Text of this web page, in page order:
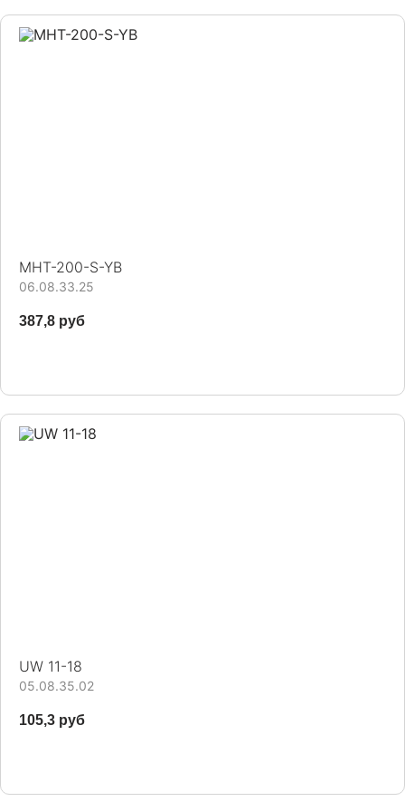
MHT-200-S-YB
06.08.33.25
387,8 руб
UW 11-18
05.08.35.02
105,3 руб